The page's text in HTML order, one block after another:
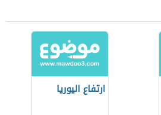
ارتفاع اليوريا